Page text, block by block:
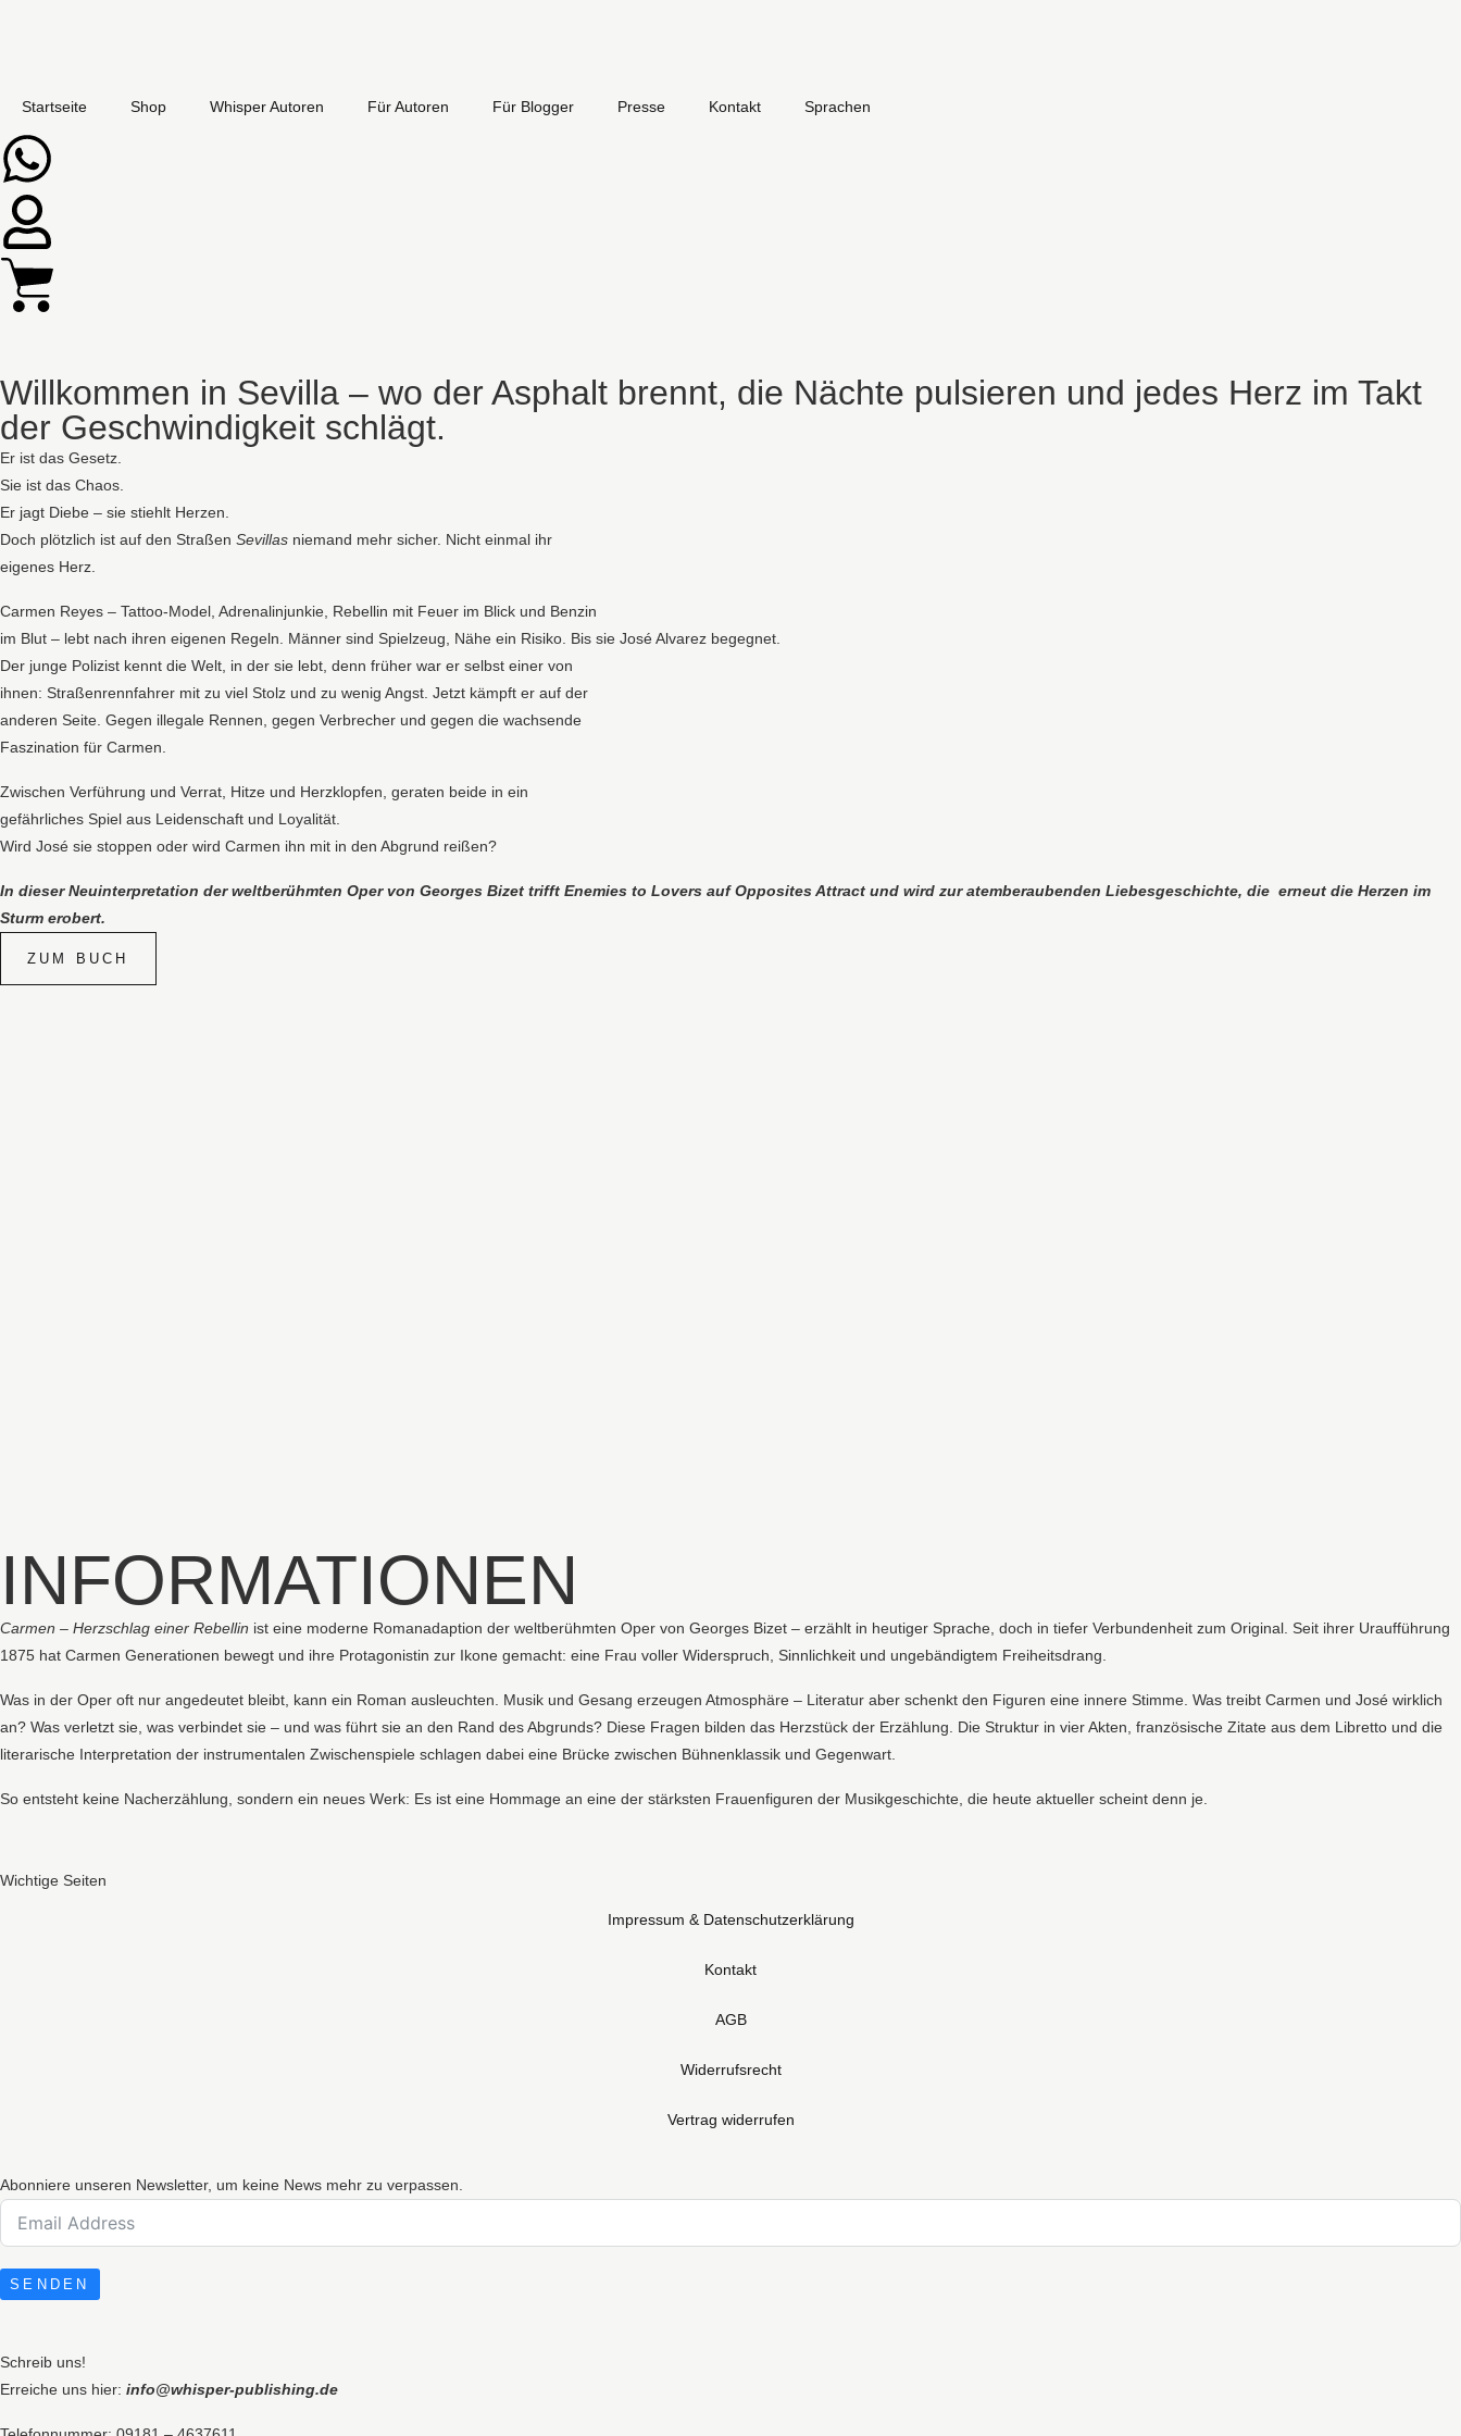
Startseite Shop Whisper Autoren Für Autoren Für Blogger Presse Kontakt Sprachen
Willkommen in Sevilla – wo der Asphalt brennt, die Nächte pulsieren und jedes Herz im Takt
der Geschwindigkeit schlägt.
Er ist das Gesetz.
Sie ist das Chaos.
Er jagt Diebe – sie stiehlt Herzen.
Doch plötzlich ist auf den Straßen Sevillas niemand mehr sicher. Nicht einmal ihr
eigenes Herz.
Carmen Reyes – Tattoo-Model, Adrenalinjunkie, Rebellin mit Feuer im Blick und Benzin
im Blut – lebt nach ihren eigenen Regeln. Männer sind Spielzeug, Nähe ein Risiko. Bis sie José Alvarez begegnet.
Der junge Polizist kennt die Welt, in der sie lebt, denn früher war er selbst einer von
ihnen: Straßenrennfahrer mit zu viel Stolz und zu wenig Angst. Jetzt kämpft er auf der
anderen Seite. Gegen illegale Rennen, gegen Verbrecher und gegen die wachsende
Faszination für Carmen.
Zwischen Verführung und Verrat, Hitze und Herzklopfen, geraten beide in ein
gefährliches Spiel aus Leidenschaft und Loyalität.
Wird José sie stoppen oder wird Carmen ihn mit in den Abgrund reißen?
In dieser Neuinterpretation der weltberühmten Oper von Georges Bizet trifft Enemies to Lovers auf Opposites Attract und wird zur atemberaubenden Liebesgeschichte, die erneut die Herzen im
Sturm erobert.
ZUM BUCH
INFORMATIONEN
Carmen – Herzschlag einer Rebellin ist eine moderne Romanadaption der weltberühmten Oper von Georges Bizet – erzählt in heutiger Sprache, doch in tiefer Verbundenheit zum Original. Seit ihrer Uraufführung
1875 hat Carmen Generationen bewegt und ihre Protagonistin zur Ikone gemacht: eine Frau voller Widerspruch, Sinnlichkeit und ungebändigtem Freiheitsdrang.
Was in der Oper oft nur angedeutet bleibt, kann ein Roman ausleuchten. Musik und Gesang erzeugen Atmosphäre – Literatur aber schenkt den Figuren eine innere Stimme. Was treibt Carmen und José wirklich
an? Was verletzt sie, was verbindet sie – und was führt sie an den Rand des Abgrunds? Diese Fragen bilden das Herzstück der Erzählung. Die Struktur in vier Akten, französische Zitate aus dem Libretto und die
literarische Interpretation der instrumentalen Zwischenspiele schlagen dabei eine Brücke zwischen Bühnenklassik und Gegenwart.
So entsteht keine Nacherzählung, sondern ein neues Werk: Es ist eine Hommage an eine der stärksten Frauenfiguren der Musikgeschichte, die heute aktueller scheint denn je.
Wichtige Seiten
Impressum & Datenschutzerklärung
Kontakt
AGB
Widerrufsrecht
Vertrag widerrufen
Abonniere unseren Newsletter, um keine News mehr zu verpassen.
SENDEN
Schreib uns!
Erreiche uns hier: info@whisper-publishing.de